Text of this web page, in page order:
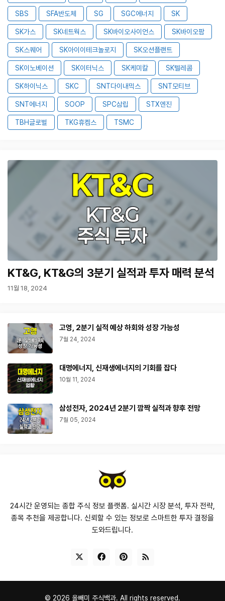
SBS SFA반도체 SG SGC에너지 SK
SK가스 SK네트웍스 SK바이오사이언스 SK바이오팜
SK스퀘어 SK아이이테크놀로지 SK오션플랜트
SK이노베이션 SK이터닉스 SK케미칼 SK텔레콤
SK하이닉스 SKC SNT다이내믹스 SNT모티브
SNT에너지 SOOP SPC삼립 STX엔진
TBH글로벌 TKG휴켐스 TSMC
KT&G, KT&G의 3분기 실적과 투자 매력 분석
11월 18, 2024
고영, 2분기 실적 예상 하회와 성장 가능성
7월 24, 2024
대명에너지, 신재생에너지의 기회를 잡다
10월 11, 2024
삼성전자, 2024년 2분기 깜짝 실적과 향후 전망
7월 05, 2024
24시간 운영되는 종합 주식 정보 플랫폼. 실시간 시장 분석, 투자 전략,
종목 추천을 제공합니다. 신뢰할 수 있는 정보로 스마트한 투자 결정을
도와드립니다.
© 2026 올빼미 주식백과. All rights reserved.